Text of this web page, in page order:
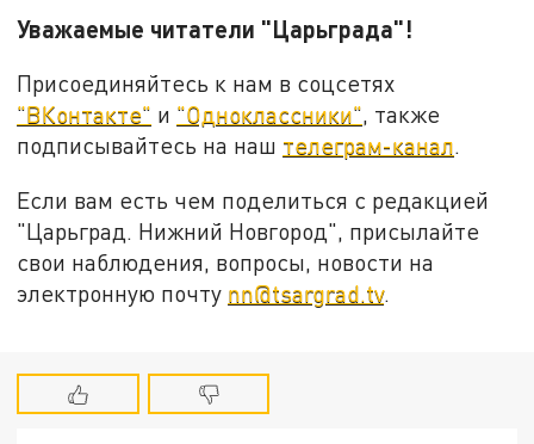
Уважаемые читатели "Царьграда"!
Присоединяйтесь к нам в соцсетях
"ВКонтакте" и "Одноклассники", также
подписывайтесь на наш телеграм-канал.
Если вам есть чем поделиться с редакцией
"Царьград. Нижний Новгород", присылайте
свои наблюдения, вопросы, новости на
электронную почту nn@tsargrad.tv.